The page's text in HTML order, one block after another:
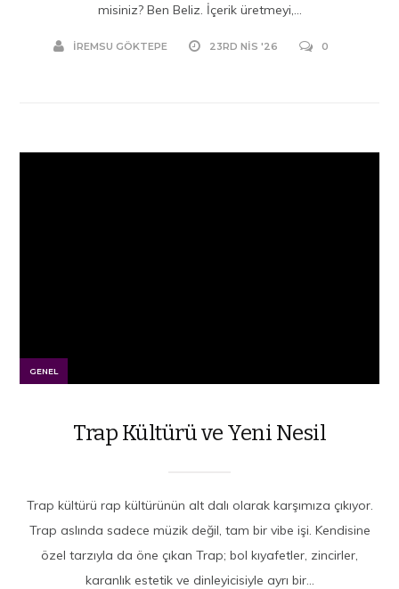
misiniz? Ben Beliz. İçerik üretmeyi,...
İREMSU GÖKTEPE 23RD NIS '26 0
GENEL
Trap Kültürü ve Yeni Nesil
Trap kültürü rap kültürünün alt dalı olarak karşımıza çıkıyor.
Trap aslında sadece müzik değil, tam bir vibe işi. Kendisine
özel tarzıyla da öne çıkan Trap; bol kıyafetler, zincirler,
karanlık estetik ve dinleyicisiyle ayrı bir...